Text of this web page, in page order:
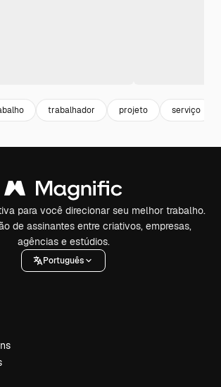
trabalhador projeto serviço
para você direcionar seu melhor trabalho.
de assinantes entre criativos, empresas,
agências e estúdios.
Português